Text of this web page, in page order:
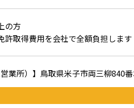
の方
取得費用を会社で全額負担します
業所）】鳥取県米子市両三柳840